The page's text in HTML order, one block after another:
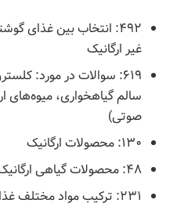
۴۹۲: انتخاب بین غذای
غیر ارگانیک
۶۱۹: سوالات در مورد:
سالم گیاهخواری، میوه‌های
صوتی)
۱۳۰: محصولات ارگانیک
۴۸: محصولات گیاهی ارگانیک
۲۳۱: ترکیب مواد مختلف غذایی (پاسخ: فایل صوتی)